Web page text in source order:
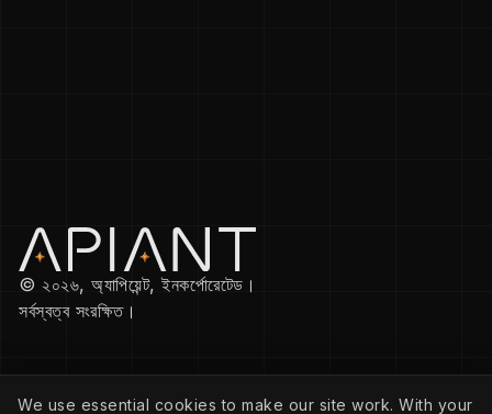
© ২০২৬, অ্যাপিয়েন্ট, ইনকর্পোরেটেড।
সর্বস্বত্ব সংরক্ষিত।
গোপনীয়তা নীতি
We use essential cookies to make our site work. With your